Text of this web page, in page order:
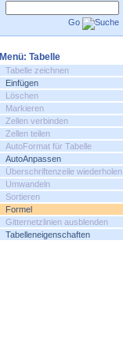
Go
Menü: Tabelle
Tabelle zeichnen
Einfügen
Löschen
Markieren
Zellen verbinden
Zellen teilen
AutoFormat für Tabelle
AutoAnpassen
Überschriftenzeile wiederholen
Umwandeln
Sortieren
Formel
Gitternetzlinien ausblenden
Tabelleneigenschaften